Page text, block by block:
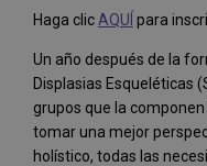
Haga clic AQUÍ para
Un año después de la
Displasias Esqueléticas
grupos que la
tomar una mejor
holístico, todas las